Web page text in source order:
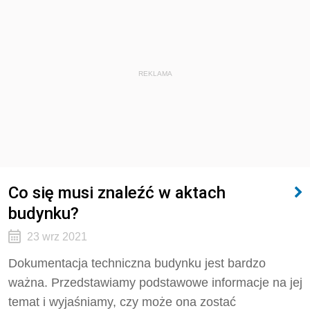
REKLAMA
Co się musi znaleźć w aktach
budynku?
23 wrz 2021
Dokumentacja techniczna budynku jest bardzo
ważna. Przedstawiamy podstawowe informacje na jej
temat i wyjaśniamy, czy może ona zostać